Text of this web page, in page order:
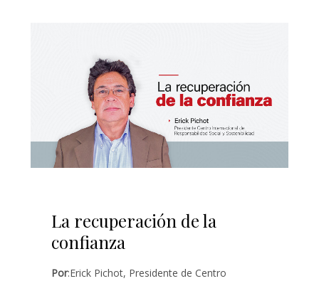
La recuperación de la
confianza
Por:Erick Pichot, Presidente de Centro